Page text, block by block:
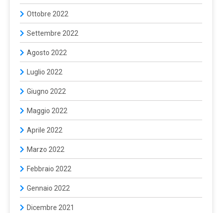
Ottobre 2022
Settembre 2022
Agosto 2022
Luglio 2022
Giugno 2022
Maggio 2022
Aprile 2022
Marzo 2022
Febbraio 2022
Gennaio 2022
Dicembre 2021